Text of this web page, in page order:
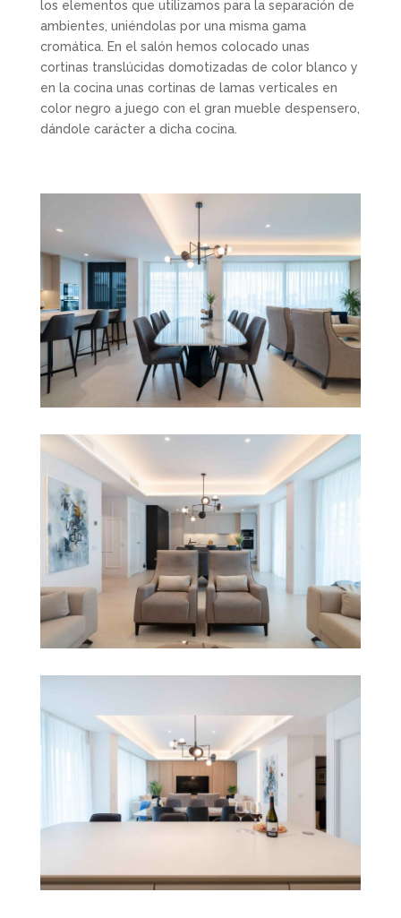
los elementos que utilizamos para la separación de
ambientes, uniéndolas por una misma gama
cromática. En el salón hemos colocado unas
cortinas translúcidas domotizadas de color blanco y
en la cocina unas cortinas de lamas verticales en
color negro a juego con el gran mueble despensero,
dándole carácter a dicha cocina.